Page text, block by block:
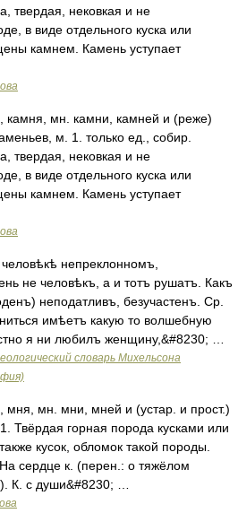
твердая, нековкая и не
в виде отдельного куска или
камнем. Камень уступает
мн. камни, камней и (реже)
м. 1. только ед., собир.
твердая, нековкая и не
в виде отдельного куска или
камнем. Камень уступает
непреклонномъ,
не человѣкъ, а и тотъ рушатъ. Какъ
неподатливъ, безучастенъ. Ср.
имѣетъ какую то волшебную
я ни любилъ женщину,&#8230; …
словарь Михельсона
мн. мни, мней и (устар. и прост.)
Твёрдая горная порода кусками или
кусок, обломок такой породы.
сердце к. (перен.: о тяжёлом
К. с души&#8230; …